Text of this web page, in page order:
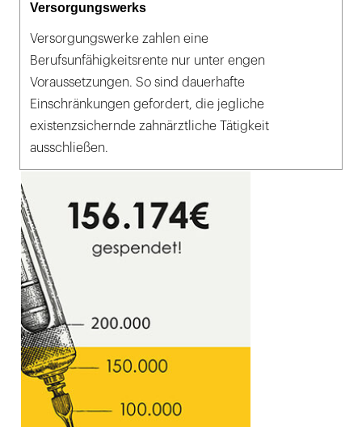
Versorgungswerks
Versorgungswerke zahlen eine
Berufsunfähigkeitsrente nur unter engen
Voraussetzungen. So sind dauerhafte
Einschränkungen gefordert, die jegliche
existenzsichernde zahnärztliche Tätigkeit
ausschließen.